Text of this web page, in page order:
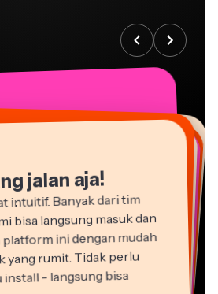
jalan aja!
intuitif. Banyak dari tim
bisa langsung masuk dan
ini dengan mudah
yang rumit. Tidak perlu
install - langsung bisa